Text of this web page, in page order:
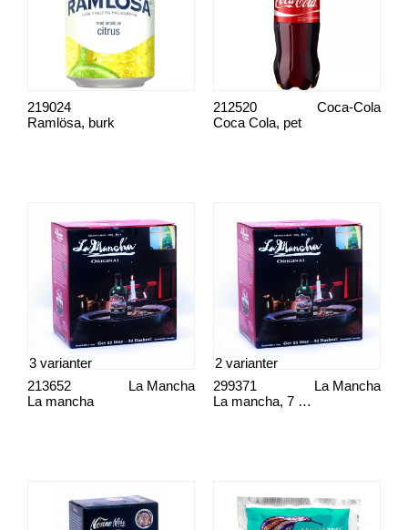
Ramlösa, burk
219024
Coca Cola, pet
Coca-Cola
212520
La mancha
La Mancha
213652
3 varianter
La mancha, 7 dagars
La Mancha
299371
2 varianter